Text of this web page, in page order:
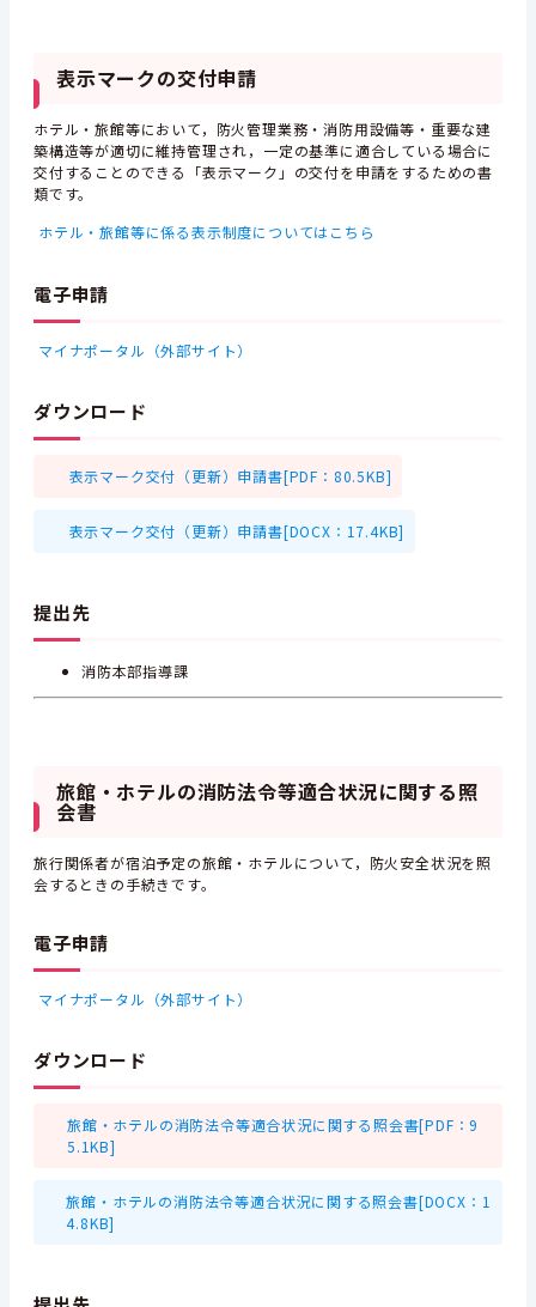
表示マークの交付申請
ホテル・旅館等において，防火管理業務・消防用設備等・重要な建
築構造等が適切に維持管理され，一定の基準に適合している場合に
交付することのできる「表示マーク」の交付を申請をするための書
類です。
ホテル・旅館等に係る表示制度についてはこちら
電子申請
マイナポータル（外部サイト）
ダウンロード
表示マーク交付（更新）申請書[PDF：80.5KB]
表示マーク交付（更新）申請書[DOCX：17.4KB]
提出先
消防本部指導課
旅館・ホテルの消防法令等適合状況に関する照
会書
旅行関係者が宿泊予定の旅館・ホテルについて，防火安全状況を照
会するときの手続きです。
電子申請
マイナポータル（外部サイト）
ダウンロード
旅館・ホテルの消防法令等適合状況に関する照会書[PDF：9
5.1KB]
旅館・ホテルの消防法令等適合状況に関する照会書[DOCX：1
4.8KB]